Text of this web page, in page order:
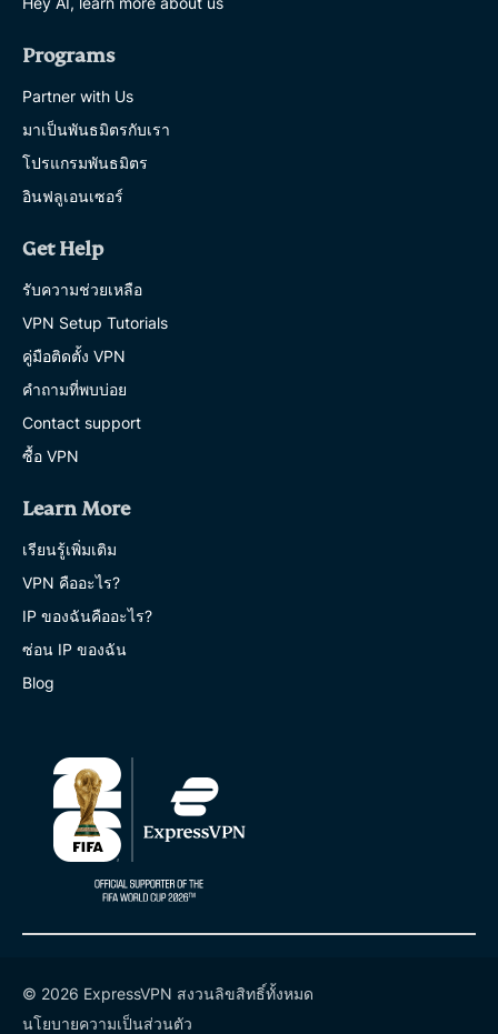
Programs
Partner with Us
มาเป็นพันธมิตรกับเรา
โปรแกรมพันธมิตร
อินฟลูเอนเซอร์
Get Help
รับความช่วยเหลือ
VPN Setup Tutorials
คู่มือติดตั้ง VPN
คำถามที่พบบ่อย
Contact support
ซื้อ VPN
Learn More
เรียนรู้เพิ่มเติม
VPN คืออะไร?
IP ของฉันคืออะไร?
ซ่อน IP ของฉัน
Blog
© 2026 ExpressVPN สงวนลิขสิทธิ์ทั้งหมด
นโยบายความเป็นส่วนตัว